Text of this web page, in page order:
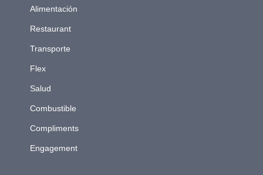
Alimentación
Restaurant
Transporte
Flex
Salud
Combustible
Compliments
Engagement